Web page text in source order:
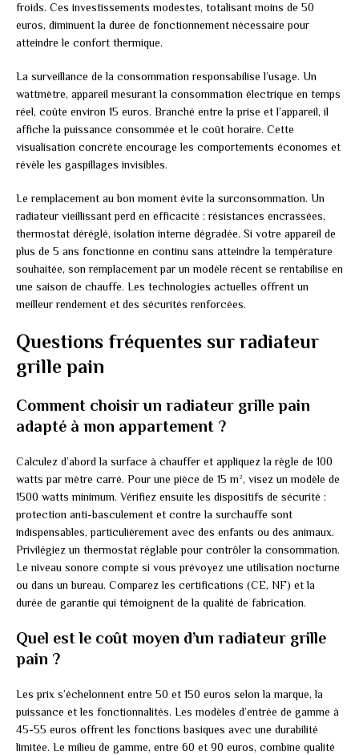
froids. Ces investissements modestes, totalisant moins de 50
euros, diminuent la durée de fonctionnement nécessaire pour
atteindre le confort thermique.
La surveillance de la consommation responsabilise l’usage. Un
wattmètre, appareil mesurant la consommation électrique en temps
réel, coûte environ 15 euros. Branché entre la prise et l’appareil, il
affiche la puissance consommée et le coût horaire. Cette
visualisation concrète encourage les comportements économes et
révèle les gaspillages invisibles.
Le remplacement au bon moment évite la surconsommation. Un
radiateur vieillissant perd en efficacité : résistances encrassées,
thermostat déréglé, isolation interne dégradée. Si votre appareil de
plus de 5 ans fonctionne en continu sans atteindre la température
souhaitée, son remplacement par un modèle récent se rentabilise en
une saison de chauffe. Les technologies actuelles offrent un
meilleur rendement et des sécurités renforcées.
Questions fréquentes sur radiateur
grille pain
Comment choisir un radiateur grille pain
adapté à mon appartement ?
Calculez d’abord la surface à chauffer et appliquez la règle de 100
watts par mètre carré. Pour une pièce de 15 m², visez un modèle de
1500 watts minimum. Vérifiez ensuite les dispositifs de sécurité :
protection anti-basculement et contre la surchauffe sont
indispensables, particulièrement avec des enfants ou des animaux.
Privilégiez un thermostat réglable pour contrôler la consommation.
Le niveau sonore compte si vous prévoyez une utilisation nocturne
ou dans un bureau. Comparez les certifications (CE, NF) et la
durée de garantie qui témoignent de la qualité de fabrication.
Quel est le coût moyen d’un radiateur grille
pain ?
Les prix s’échelonnent entre 50 et 150 euros selon la marque, la
puissance et les fonctionnalités. Les modèles d’entrée de gamme à
45-55 euros offrent les fonctions basiques avec une durabilité
limitée. Le milieu de gamme, entre 60 et 90 euros, combine qualité